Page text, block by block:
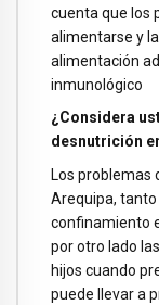
cuenta que los
alimentarse y
alimentación
inmunológico
¿Considera
desnutrición
Los problemas
Arequipa, tanto
confinamiento
por otro lado
hijos cuando
puede llevar a